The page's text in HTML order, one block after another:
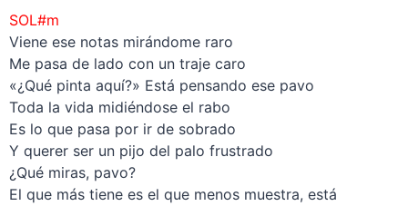
SOL#m
Viene ese notas mirándome raro
Me pasa de lado con un traje caro
«¿Qué pinta aquí?» Está pensando ese pavo
Toda la vida midiéndose el rabo
Es lo que pasa por ir de sobrado
Y querer ser un pijo del palo frustrado
¿Qué miras, pavo?
El que más tiene es el que menos muestra, está